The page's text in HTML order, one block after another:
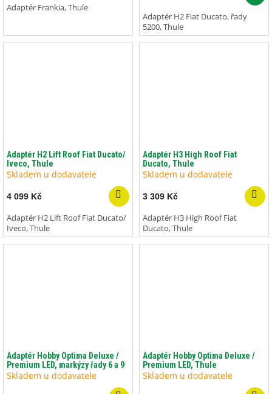
Adaptér Frankia, Thule
Adaptér H2 Fiat Ducato, řady
5200, Thule
Adaptér H2 Lift Roof Fiat Ducato/
Iveco, Thule
Skladem u dodavatele
4 099 Kč
Adaptér H2 Lift Roof Fiat Ducato/
Iveco, Thule
Adaptér H3 High Roof Fiat
Ducato, Thule
Skladem u dodavatele
3 309 Kč
Adaptér H3 High Roof Fiat
Ducato, Thule
Adaptér Hobby Optima Deluxe /
Premium LED, markýzy řady 6 a 9
Skladem u dodavatele
Adaptér Hobby Optima Deluxe /
Premium LED, Thule
Skladem u dodavatele